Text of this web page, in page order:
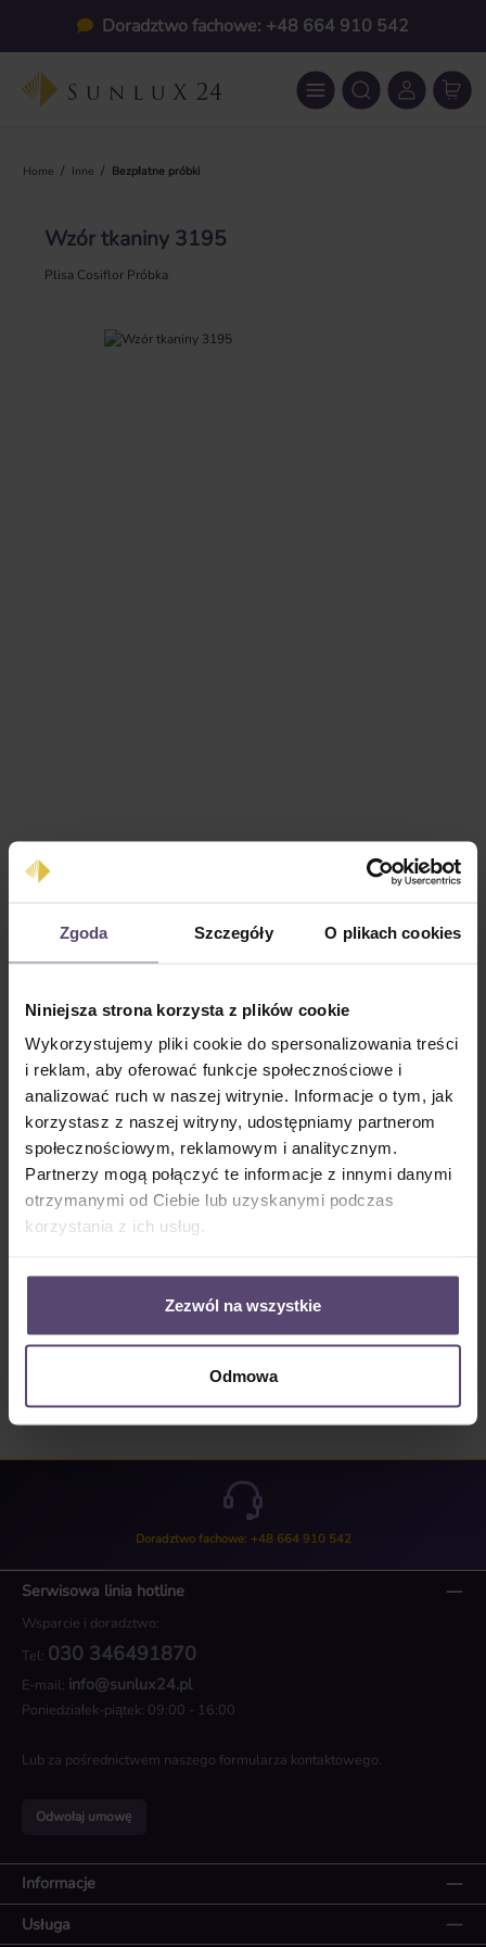
Zgoda Szczegóły O plikach cookies
Niniejsza strona korzysta z plików cookie
Wykorzystujemy pliki cookie do spersonalizowania treści
i reklam, aby oferować funkcje społecznościowe i
analizować ruch w naszej witrynie. Informacje o tym, jak
korzystasz z naszej witryny, udostępniamy partnerom
społecznościowym, reklamowym i analitycznym.
Partnerzy mogą połączyć te informacje z innymi danymi
otrzymanymi od Ciebie lub uzyskanymi podczas
korzystania z ich usług.
Zezwól na wszystkie
Odmowa
Przejdź do głównej zawartościDoradztwo fachowe: +48 664 910 542
Home / Inne / Bezpłatne próbki
Wzór tkaniny 3195
Plisa Cosiflor Próbka
Pomiń galerię zdjęć
Ceny z VAT plus koszty wysyłki
Do koszyka
Numer produktu:MU_PC_3195_PG2
Opis
• Informacje o tkaninie 3195: • 55% Odbicie • 5%
Absorpcja • 40% Przepuszczalność światła • półprzezr…
Opinie/Recenzje
Doradztwo fachowe: +48 664 910 542
Serwisowa linia hotline
Wsparcie i doradztwo:
Tel: 030 346491870
E-mail: info@sunlux24.pl
Poniedziałek-piątek: 09:00 - 16:00
Lub za pośrednictwem naszego formularza kontaktowego.
Odwołaj umowę
Informacje
Usługa